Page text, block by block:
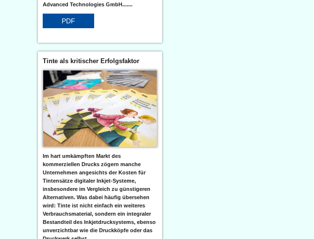
Advanced Technologies GmbH.......
PDF
Tinte als kritischer Erfolgsfaktor
Im hart umkämpften Markt des
kommerziellen Drucks zögern manche
Unternehmen angesichts der Kosten für
Tintensätze digitaler Inkjet-Systeme,
insbesondere im Vergleich zu günstigeren
Alternativen. Was dabei häufig übersehen
wird: Tinte ist nicht einfach ein weiteres
Verbrauchsmaterial, sondern ein integraler
Bestandteil des Inkjetdrucksystems, ebenso
unverzichtbar wie die Druckköpfe oder das